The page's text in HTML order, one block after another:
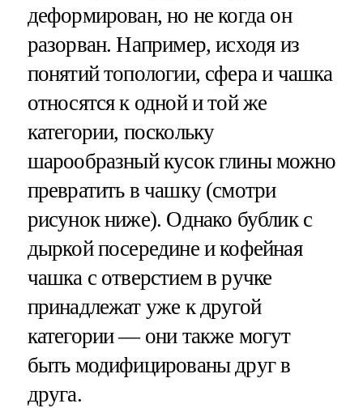
деформирован, но не когда он
разорван. Например, исходя из
понятий топологии, сфера и чашка
относятся к одной и той же
категории, поскольку
шарообразный кусок глины можно
превратить в чашку (смотри
рисунок ниже). Однако бублик с
дыркой посередине и кофейная
чашка с отверстием в ручке
принадлежат уже к другой
категории — они также могут
быть модифицированы друг в
друга.